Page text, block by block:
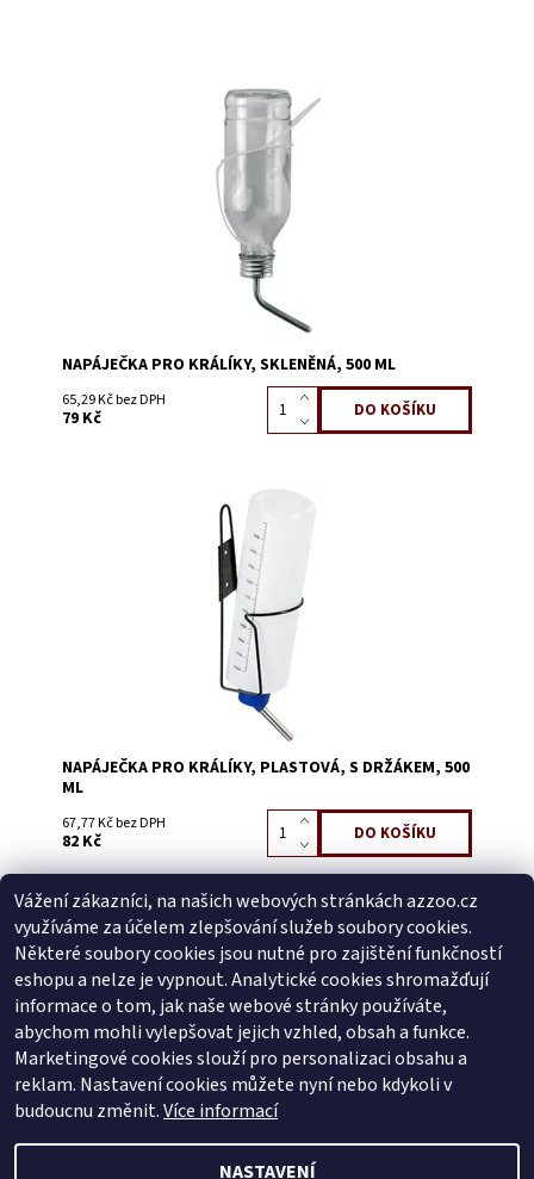
Skladem 11
NAPÁJEČKA PRO KRÁLÍKY, SKLENĚNÁ, 500 ML
65,29 Kč bez DPH
79 Kč
Skladem 12
NAPÁJEČKA PRO KRÁLÍKY, PLASTOVÁ, S DRŽÁKEM, 500
ML
67,77 Kč bez DPH
82 Kč
Buďte první, kdo napíše příspěvek k této položce.
Přidat komentář
Buďte první, kdo napíše příspěvek k této položce.
Přidat hodnocení
Zboží.cz | Heureka.cz
Vážení zákazníci, na našich webových stránkách azzoo.cz
využíváme za účelem zlepšování služeb soubory cookies.
Některé soubory cookies jsou nutné pro zajištění funkčností
eshopu a nelze je vypnout. Analytické cookies shromažďují
informace o tom, jak naše webové stránky používáte,
abychom mohli vylepšovat jejich vzhled, obsah a funkce.
Marketingové cookies slouží pro personalizaci obsahu a
reklam. Nastavení cookies můžete nyní nebo kdykoli v
budoucnu změnit.Více informací
NASTAVENÍ